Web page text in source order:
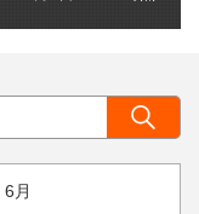
6月